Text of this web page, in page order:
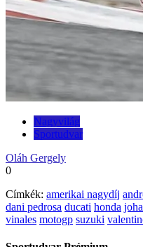
Nagyvilág
Sportudvar
Oláh Gergely
0
Címkék: amerikai nagydíj
dani pedrosa ducati honda
vinales motogp suzuki